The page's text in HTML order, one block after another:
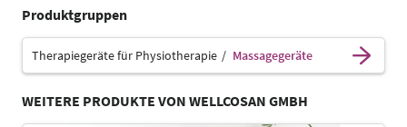
Produktgruppen
Therapiegeräte für Physiotherapie Massagegeräte
WEITERE PRODUKTE VON WELLCOSAN GMBH